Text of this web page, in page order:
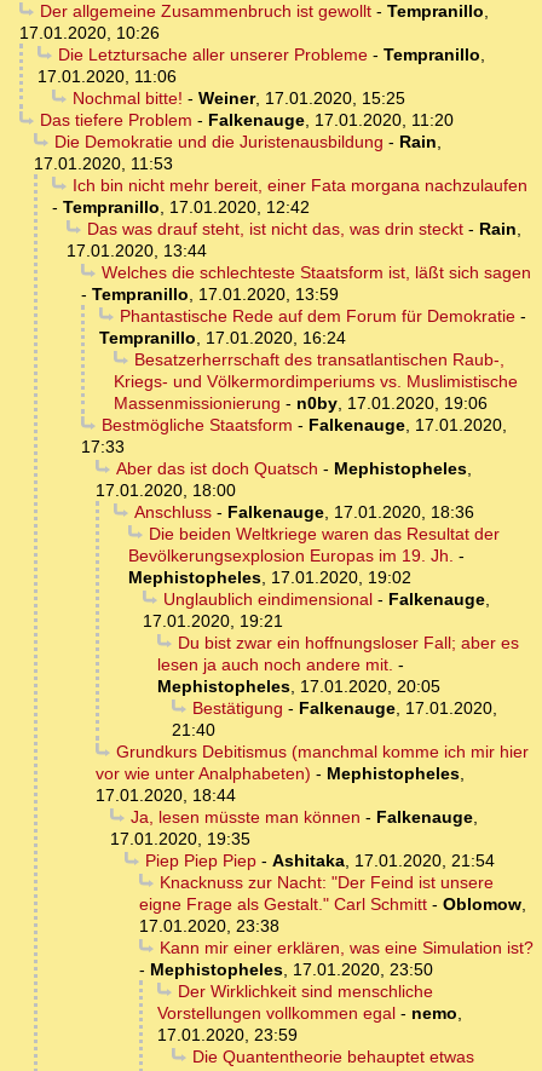
Der allgemeine Zusammenbruch ist gewollt- Tempranillo,
17.01.2020, 10:26
Die Letztursache aller unserer Probleme- Tempranillo,
17.01.2020, 11:06
Nochmal bitte! - Weiner, 17.01.2020, 15:25
Das tiefere Problem - Falkenauge, 17.01.2020, 11:20
Die Demokratie und die Juristenausbildung - Rain,
17.01.2020, 11:53
Ich bin nicht mehr bereit, einer Fata morgana nachzulaufen
- Tempranillo, 17.01.2020, 12:42
Das was drauf steht, ist nicht das, was drin steckt- Rain,
17.01.2020, 13:44
Welches die schlechteste Staatsform ist, läßt sich sagen
- Tempranillo, 17.01.2020, 13:59
Phantastische Rede auf dem Forum für Demokratie-
Tempranillo, 17.01.2020, 16:24
Besatzerherrschaft des transatlantischen Raub-,
Kriegs- und Völkermordimperiums vs. Muslimistische
Massenmissionierung - n0by, 17.01.2020, 19:06
Bestmögliche Staatsform - Falkenauge, 17.01.2020,
17:33
Aber das ist doch Quatsch - Mephistopheles,
17.01.2020, 18:00
Anschluss- Falkenauge, 17.01.2020, 18:36
Die beiden Weltkriege waren das Resultat der
Bevölkerungsexplosion Europas im 19. Jh. -
Mephistopheles, 17.01.2020, 19:02
Unglaublich eindimensional- Falkenauge,
17.01.2020, 19:21
Du bist zwar ein hoffnungsloser Fall; aber es
lesen ja auch noch andere mit. -
Mephistopheles, 17.01.2020, 20:05
Bestätigung - Falkenauge, 17.01.2020,
21:40
Grundkurs Debitismus (manchmal komme ich mir hier
vor wie unter Analphabeten) - Mephistopheles,
17.01.2020, 18:44
Ja, lesen müsste man können - Falkenauge,
17.01.2020, 19:35
Piep Piep Piep- Ashitaka, 17.01.2020, 21:54
Knacknuss zur Nacht: "Der Feind ist unsere
eigne Frage als Gestalt." Carl Schmitt - Oblomow,
17.01.2020, 23:38
Kann mir einer erklären, was eine Simulation ist?
- Mephistopheles, 17.01.2020, 23:50
Der Wirklichkeit sind menschliche
Vorstellungen vollkommen egal - nemo,
17.01.2020, 23:59
Die Quantentheorie behauptet etwas